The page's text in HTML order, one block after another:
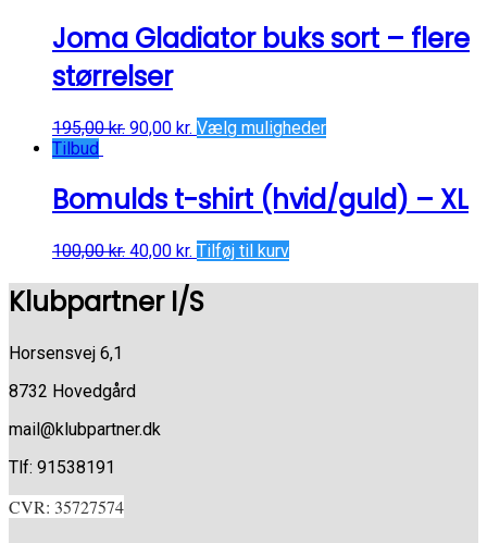
Joma Gladiator buks sort – flere
størrelser
195,00kr. 90,00 kr. Vælg muligheder
Tilbud
Bomulds t-shirt (hvid/guld) – XL
100,00kr. 40,00 kr. Tilføj til kurv
Klubpartner I/S
Horsensvej 6,1
8732 Hovedgård
mail@klubpartner.dk
Tlf: 91538191
CVR: 35727574